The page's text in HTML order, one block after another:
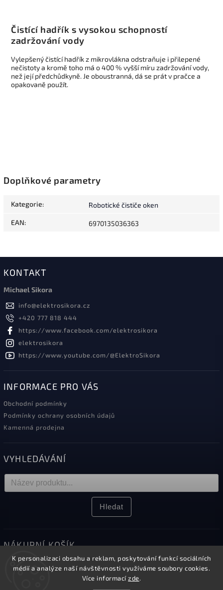
K personalizaci obsahu a reklam, poskytování funkcí sociálních
médií a analýze naší návštěvnosti využíváme soubory cookies.
Více informacízde.
Čistící hadřík s vysokou schopností
zadržování vody
Vylepšený čistící hadřík z mikrovlákna odstraňuje i přilepené
nečistoty a kromě toho má o 400 % vyšší míru zadržování vody,
než její předchůdkyně. Je oboustranná, dá se prát v pračce a
opakovaně použít.
Doplňkové parametry
Kategorie: Robotické čističe oken
EAN: 6970135036363
KONTAKT
Michael Sikora
info@elektrosikora.cz
+420 777 818 444
https://www.facebook.com/elektrosikora
elektrosikora
https://www.youtube.com/@ElektroSikora
INFORMACE PRO VÁS
Obchodní podmínky
Podmínky ochrany osobních údajů
Kamenná prodejna
VYHLEDÁVÁNÍ
Hledat
NÁKUPNÍ KOŠÍK
0ks /0 Kč